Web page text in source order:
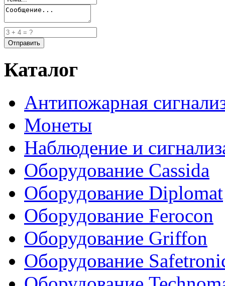
Каталог
Антипожарная
Монеты
Наблюдение и
Оборудование Cassida
Оборудование Diplomat
Оборудование Ferocon
Оборудование Griffon
Оборудование